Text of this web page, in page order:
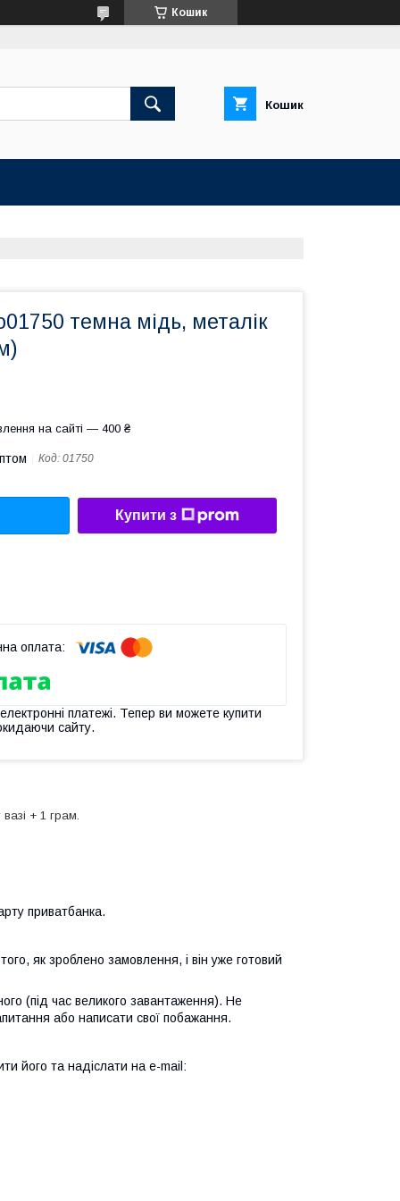
Кошик
Кошик
темна мідь, металік
на сайті — 400 ₴
Код: 01750
Купити з
платежі. Тепер ви можете купити
сайту.
+ 1 грам.
приватбанка.
як зроблено замовлення, і він уже готовий
(під час великого завантаження). Не
або написати свої побажання.
його та надіслати на e-mail: